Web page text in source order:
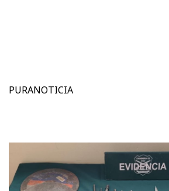
PURANOTICIA